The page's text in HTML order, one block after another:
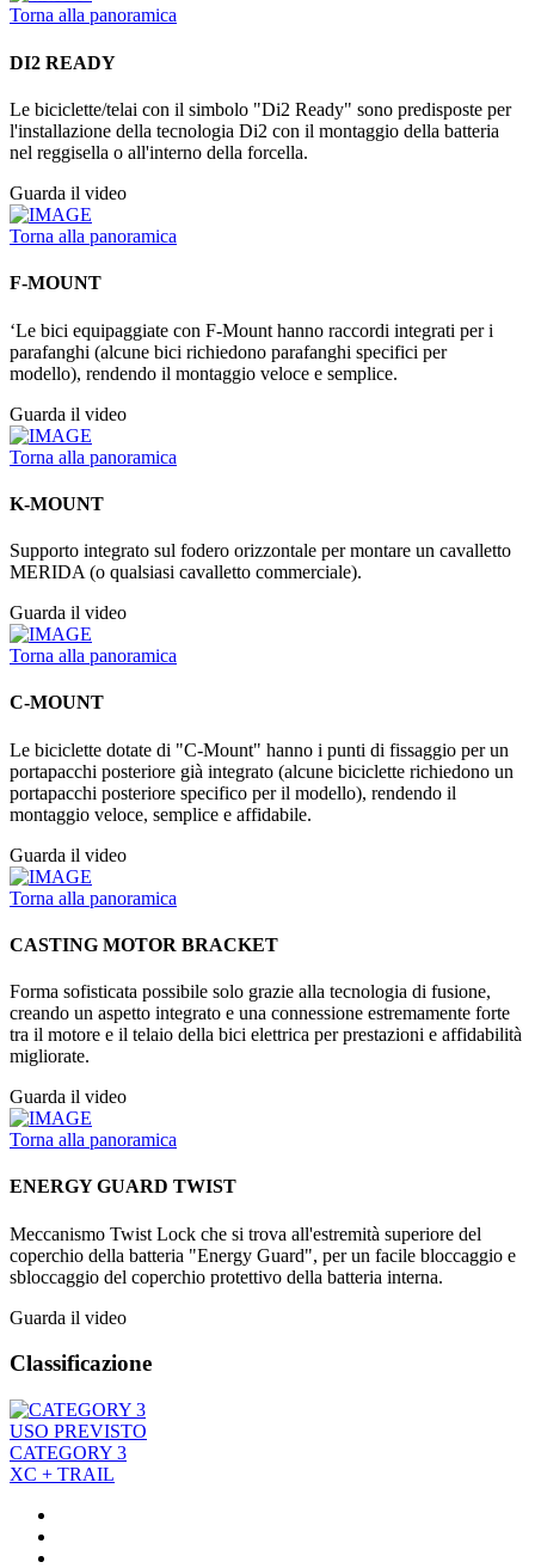
Torna alla panoramica
DI2 READY
Le biciclette/telai con il simbolo "Di2 Ready" sono predisposte per
l'installazione della tecnologia Di2 con il montaggio della batteria
nel reggisella o all'interno della forcella.
Guarda il video
Torna alla panoramica
F-MOUNT
‘Le bici equipaggiate con F-Mount hanno raccordi integrati per i
parafanghi (alcune bici richiedono parafanghi specifici per
modello), rendendo il montaggio veloce e semplice.
Guarda il video
Torna alla panoramica
K-MOUNT
Supporto integrato sul fodero orizzontale per montare un cavalletto
MERIDA (o qualsiasi cavalletto commerciale).
Guarda il video
Torna alla panoramica
C-MOUNT
Le biciclette dotate di "C-Mount" hanno i punti di fissaggio per un
portapacchi posteriore già integrato (alcune biciclette richiedono un
portapacchi posteriore specifico per il modello), rendendo il
montaggio veloce, semplice e affidabile.
Guarda il video
Torna alla panoramica
CASTING MOTOR BRACKET
Forma sofisticata possibile solo grazie alla tecnologia di fusione,
creando un aspetto integrato e una connessione estremamente forte
tra il motore e il telaio della bici elettrica per prestazioni e affidabilità
migliorate.
Guarda il video
Torna alla panoramica
ENERGY GUARD TWIST
Meccanismo Twist Lock che si trova all'estremità superiore del
coperchio della batteria "Energy Guard", per un facile bloccaggio e
sbloccaggio del coperchio protettivo della batteria interna.
Guarda il video
Classificazione
USO PREVISTO
CATEGORY 3
XC + TRAIL